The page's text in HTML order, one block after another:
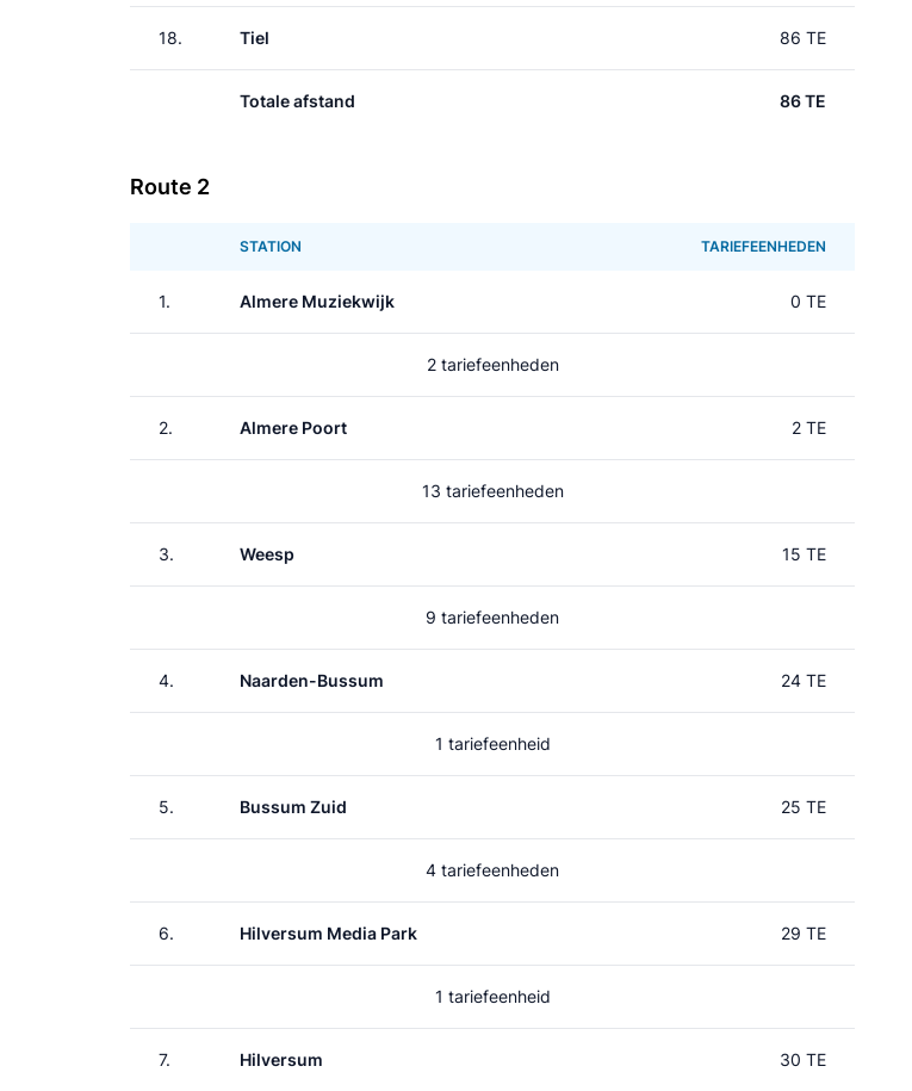
18. Tiel 86 TE
Totale afstand 86 TE
Route 2
STATION TARIEFEENHEDEN
1. Almere Muziekwijk 0 TE
2 tariefeenheden
2. Almere Poort 2 TE
13 tariefeenheden
3. Weesp 15 TE
9 tariefeenheden
4. Naarden-Bussum 24 TE
1 tariefeenheid
5. Bussum Zuid 25 TE
4 tariefeenheden
6. Hilversum Media Park 29 TE
1 tariefeenheid
7. Hilversum 30 TE